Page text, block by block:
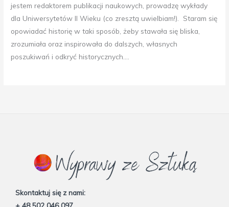
jestem redaktorem publikacji naukowych, prowadzę wykłady
dla Uniwersytetów II Wieku (co zresztą uwielbiam!). Staram się
opowiadać historię w taki sposób, żeby stawała się bliska,
zrozumiała oraz inspirowała do dalszych, własnych
poszukiwań i odkryć historycznych….
Skontaktuj się z nami: